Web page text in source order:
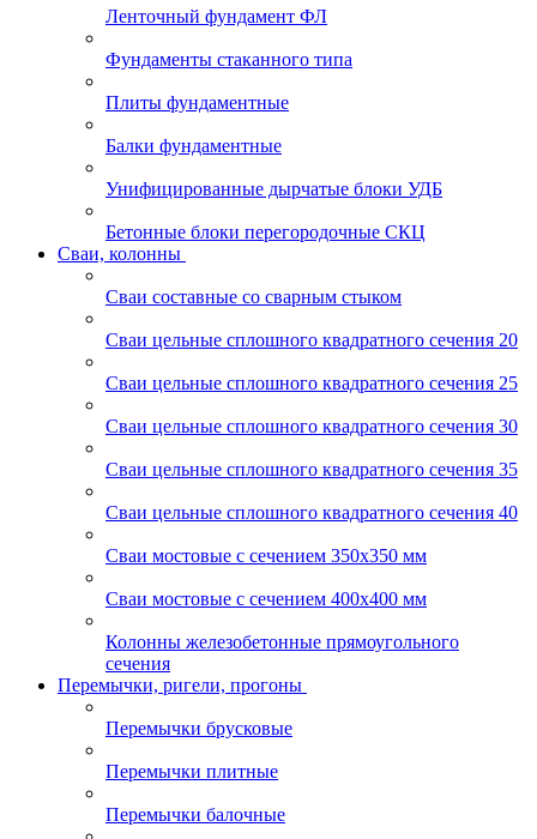
Ленточный фундамент ФЛ
Фундаменты стаканного типа
Плиты фундаментные
Балки фундаментные
Унифицированные дырчатые блоки УДБ
Бетонные блоки перегородочные СКЦ
Сваи, колонны
Сваи составные со сварным стыком
Сваи цельные сплошного квадратного сечения 20
Сваи цельные сплошного квадратного сечения 25
Сваи цельные сплошного квадратного сечения 30
Сваи цельные сплошного квадратного сечения 35
Сваи цельные сплошного квадратного сечения 40
Сваи мостовые с сечением 350х350 мм
Сваи мостовые с сечением 400х400 мм
Колонны железобетонные прямоугольного
сечения
Перемычки, ригели, прогоны
Перемычки брусковые
Перемычки плитные
Перемычки балочные